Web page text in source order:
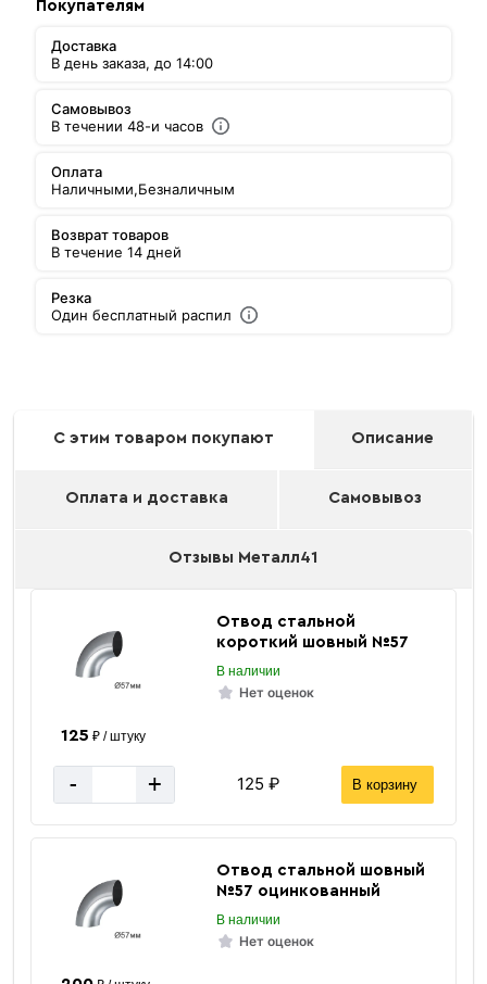
Покупателям
Доставка
В день заказа, до 14:00
Самовывоз
В течении 48-и часов
Оплата
Наличными,Безналичным
Возврат товаров
В течение 14 дней
Резка
Один бесплатный распил
С этим товаром покупают Описание
Оплата и доставка Самовывоз
Отзывы Металл41
Отвод стальной
короткий шовный №57
В наличии
Нет оценок
125 ₽ / штуку
- + 125 ₽ В корзину
Отвод стальной шовный
№57 оцинкованный
В наличии
Нет оценок